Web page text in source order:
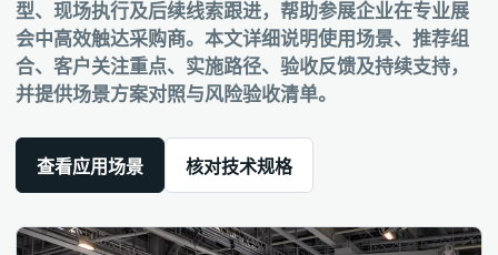
型、现场执行及后续线索跟进，帮助参展企业在专业展
会中高效触达采购商。本文详细说明使用场景、推荐组
合、客户关注重点、实施路径、验收反馈及持续支持，
并提供场景方案对照与风险验收清单。
查看应用场景 核对技术规格